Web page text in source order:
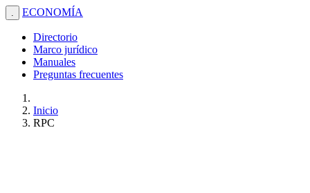
. ECONOMÍA
Directorio
Marco jurídico
Manuales
Preguntas frecuentes
Inicio
RPC